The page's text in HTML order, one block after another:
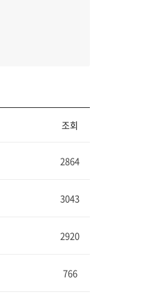
조회
2864
3043
2920
766